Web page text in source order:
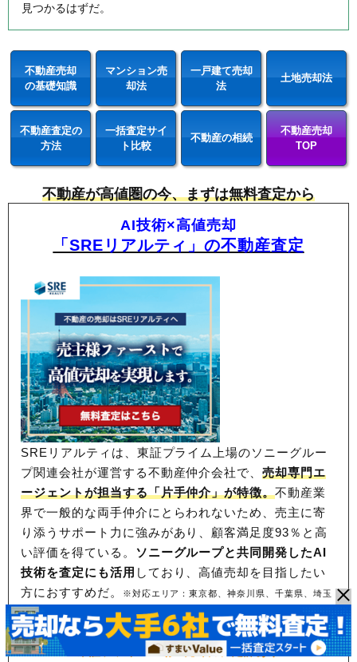
見つかるはずだ。
不動産売却
の基礎知識
マンション売
却法
一戸建て売却
法
土地売却法
不動産査定の
方法
一括査定サイ
ト比較
不動産の相続
不動産売却
TOP
不動産が高値圏の今、まずは無料査定から
AI技術×高値売却
「SREリアルティ」の不動産査定
SREリアルティは、東証プライム上場のソニーグルー
プ関連会社が運営する不動産仲介会社で、売却専門エ
ージェントが担当する「片手仲介」が特徴。不動産業
界で一般的な両手仲介にとらわれないため、売主に寄
り添うサポート力に強みがあり、顧客満足度93％と高
い評価を得ている。 ソニーグループと共同開発したAI
技術を査定にも活用 しており、高値売却を目指したい
方におすすめだ。
※対応エリア：東京都、神奈川県、千葉県、埼玉
県、大阪府、兵庫県、京都府
東証プライム上場！売却力に定評あり